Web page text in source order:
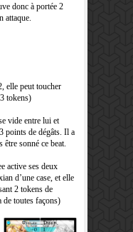
donc à portée 2
attaque.
elle peut toucher
tokens)
vide entre lui et
points de dégâts. Il a
sonné ce beat.
active ses deux
d’une case, et elle
2 tokens de
de toutes façons)